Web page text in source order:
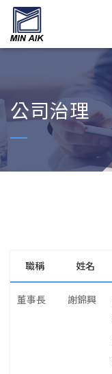
公司治理
職稱 姓名
董事長 謝錦興